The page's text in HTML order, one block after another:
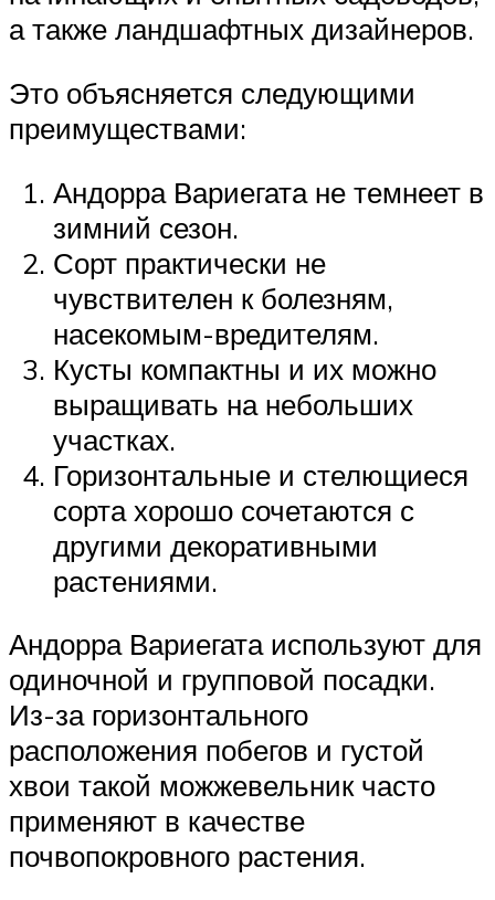
а также ландшафтных дизайнеров.
Это объясняется следующими
преимуществами:
Андорра Вариегата не темнеет в
зимний сезон.
Сорт практически не
чувствителен к болезням,
насекомым-вредителям.
Кусты компактны и их можно
выращивать на небольших
участках.
Горизонтальные и стелющиеся
сорта хорошо сочетаются с
другими декоративными
растениями.
Андорра Вариегата используют для
одиночной и групповой посадки.
Из-за горизонтального
расположения побегов и густой
хвои такой можжевельник часто
применяют в качестве
почвопокровного растения.